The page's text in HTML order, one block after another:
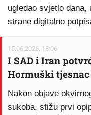
ugledao svjetlo
strane digitalno
15.06.2026. 18:06
I SAD i Iran
Hormuški tjesnac
Nakon objave
sukoba, stižu prvi